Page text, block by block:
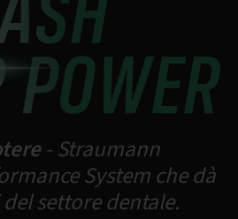
- Straumann
System che dà
settore dentale.